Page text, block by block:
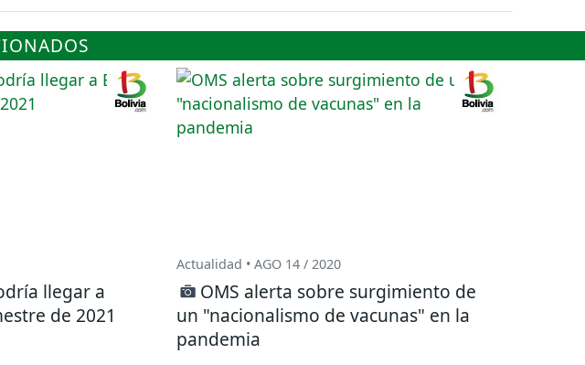
llegar a
de 2021
Actualidad • AGO 14 / 2020
OMS alerta sobre surgimiento de
un "nacionalismo de vacunas" en la
pandemia